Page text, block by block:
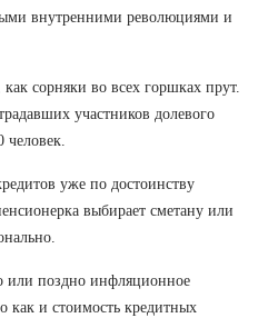
внутренними революциями и
сорняки во всех горшках прут.
участников долевого
человек.
уже по достоинству
выбирает сметану или
или поздно инфляционное
как и стоимость кредитных